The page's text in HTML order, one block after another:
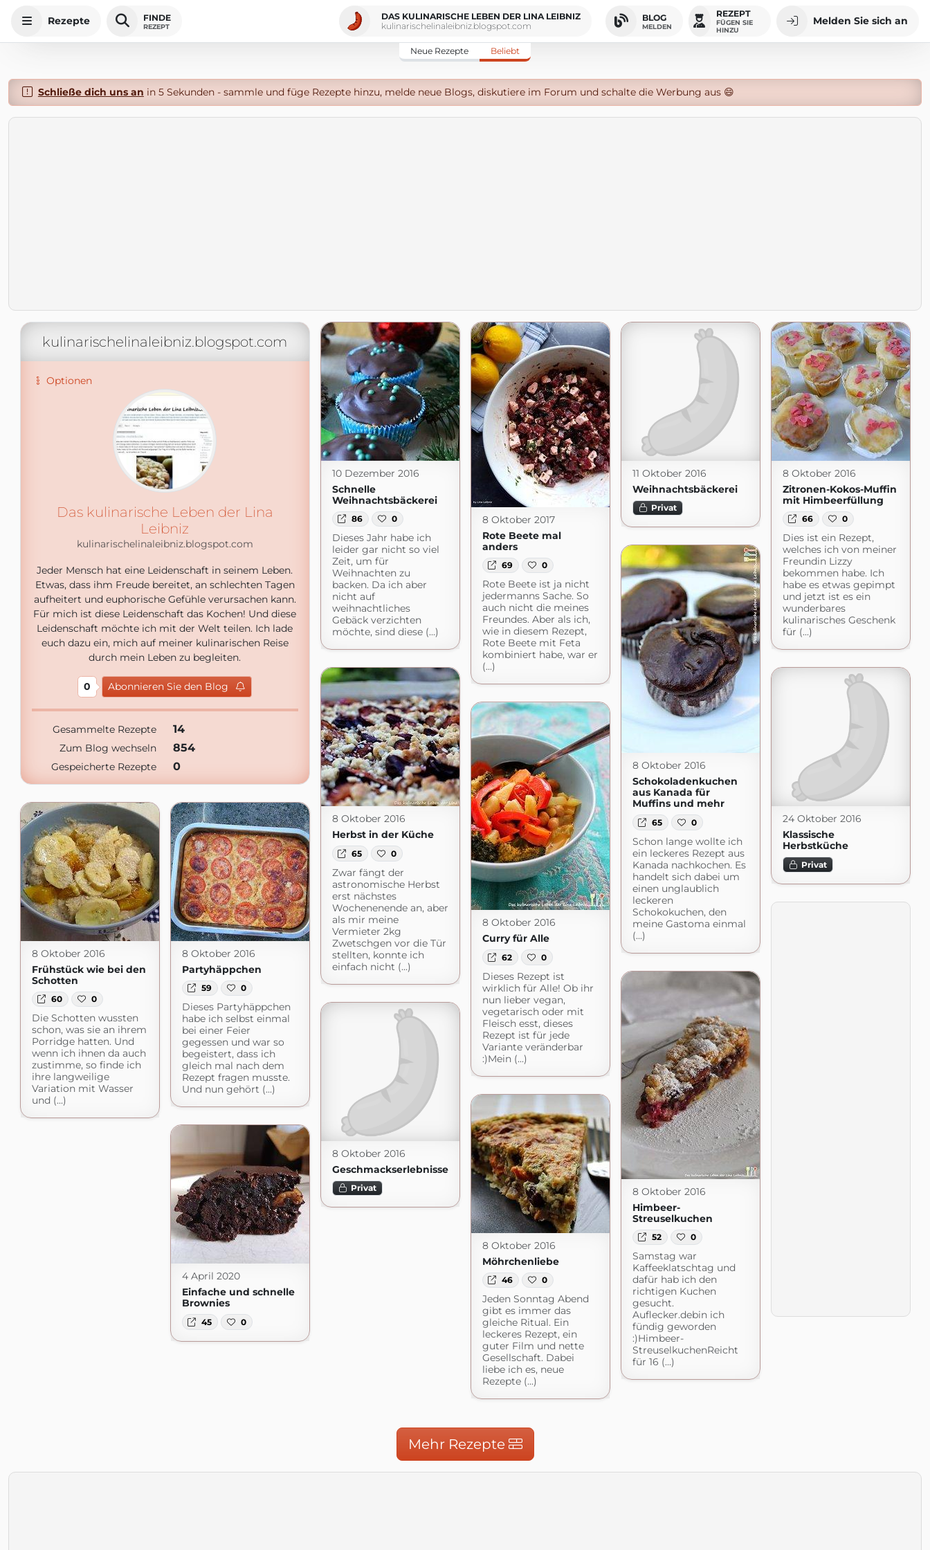
Rezepte FINDE
REZEPT
DAS KULINARISCHE LEBEN DER LINA LEIBNIZ
kulinarischelinaleibniz.blogspot.com
BLOG
MELDEN
REZEPT
FÜGEN SIE
HINZU
Melden Sie sich an
Neue Rezepte Beliebt
Schließe dich uns an in 5 Sekunden - sammle und füge Rezepte hinzu, melde neue Blogs, diskutiere im Forum und schalte die Werbung aus 😄
kulinarischelinaleibniz.blogspot.com
Optionen
Das kulinarische Leben der Lina
Leibniz
kulinarischelinaleibniz.blogspot.com
Jeder Mensch hat eine Leidenschaft in seinem Leben.
Etwas, dass ihm Freude bereitet, an schlechten Tagen
aufheitert und euphorische Gefühle verursachen kann.
Für mich ist diese Leidenschaft das Kochen! Und diese
Leidenschaft möchte ich mit der Welt teilen. Ich lade
euch dazu ein, mich auf meiner kulinarischen Reise
durch mein Leben zu begleiten.
0 Abonnieren Sie den Blog
Gesammelte Rezepte 14
Zum Blog wechseln 854
Gespeicherte Rezepte 0
10 Dezember 2016
Schnelle
Weihnachtsbäckerei
86 0
Dieses Jahr habe ich
leider gar nicht so viel
Zeit, um für
Weihnachten zu
backen. Da ich aber
nicht auf
weihnachtliches
Gebäck verzichten
möchte, sind diese (...)
8 Oktober 2017
Rote Beete mal
anders
69 0
Rote Beete ist ja nicht
jedermanns Sache. So
auch nicht die meines
Freundes. Aber als ich,
wie in diesem Rezept,
Rote Beete mit Feta
kombiniert habe, war er
(...)
11 Oktober 2016
Weihnachtsbäckerei
Privat
8 Oktober 2016
Zitronen-Kokos-Muffin
mit Himbeerfüllung
66 0
Dies ist ein Rezept,
welches ich von meiner
Freundin Lizzy
bekommen habe. Ich
habe es etwas gepimpt
und jetzt ist es ein
wunderbares
kulinarisches Geschenk
für (...)
8 Oktober 2016
Schokoladenkuchen
aus Kanada für
Muffins und mehr
65 0
Schon lange wollte ich
ein leckeres Rezept aus
Kanada nachkochen. Es
handelt sich dabei um
einen unglaublich
leckeren
Schokokuchen, den
meine Gastoma einmal
(...)
8 Oktober 2016
Herbst in der Küche
65 0
Zwar fängt der
astronomische Herbst
erst nächstes
Wochenenende an, aber
als mir meine
Vermieter 2kg
Zwetschgen vor die Tür
stellten, konnte ich
einfach nicht (...)
24 Oktober 2016
Klassische
Herbstküche
Privat
8 Oktober 2016
Curry für Alle
62 0
Dieses Rezept ist
wirklich für Alle! Ob ihr
nun lieber vegan,
vegetarisch oder mit
Fleisch esst, dieses
Rezept ist für jede
Variante veränderbar
:)Mein (...)
8 Oktober 2016
Frühstück wie bei den
Schotten
60 0
Die Schotten wussten
schon, was sie an ihrem
Porridge hatten. Und
wenn ich ihnen da auch
zustimme, so finde ich
ihre langweilige
Variation mit Wasser
und (...)
8 Oktober 2016
Partyhäppchen
59 0
Dieses Partyhäppchen
habe ich selbst einmal
bei einer Feier
gegessen und war so
begeistert, dass ich
gleich mal nach dem
Rezept fragen musste.
Und nun gehört (...)
8 Oktober 2016
Himbeer-
Streuselkuchen
52 0
Samstag war
Kaffeeklatschtag und
dafür hab ich den
richtigen Kuchen
gesucht.
Auflecker.debin ich
fündig geworden
:)Himbeer-
StreuselkuchenReicht
für 16 (...)
8 Oktober 2016
Geschmackserlebnisse
Privat
8 Oktober 2016
Möhrchenliebe
46 0
Jeden Sonntag Abend
gibt es immer das
gleiche Ritual. Ein
leckeres Rezept, ein
guter Film und nette
Gesellschaft. Dabei
liebe ich es, neue
Rezepte (...)
4 April 2020
Einfache und schnelle
Brownies
45 0
Mehr Rezepte